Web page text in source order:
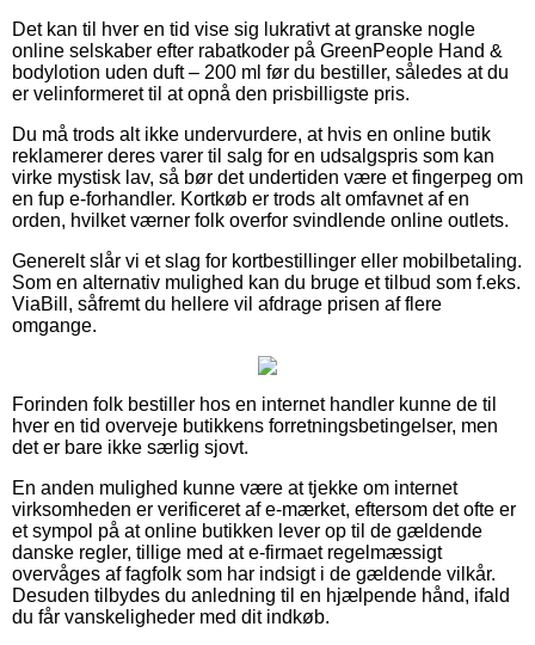
Det kan til hver en tid vise sig lukrativt at granske nogle
online selskaber efter rabatkoder på GreenPeople Hand &
bodylotion uden duft – 200 ml før du bestiller, således at du
er velinformeret til at opnå den prisbilligste pris.
Du må trods alt ikke undervurdere, at hvis en online butik
reklamerer deres varer til salg for en udsalgspris som kan
virke mystisk lav, så bør det undertiden være et fingerpeg om
en fup e-forhandler. Kortkøb er trods alt omfavnet af en
orden, hvilket værner folk overfor svindlende online outlets.
Generelt slår vi et slag for kortbestillinger eller mobilbetaling.
Som en alternativ mulighed kan du bruge et tilbud som f.eks.
ViaBill, såfremt du hellere vil afdrage prisen af flere
omgange.
Forinden folk bestiller hos en internet handler kunne de til
hver en tid overveje butikkens forretningsbetingelser, men
det er bare ikke særlig sjovt.
En anden mulighed kunne være at tjekke om internet
virksomheden er verificeret af e-mærket, eftersom det ofte er
et sympol på at online butikken lever op til de gældende
danske regler, tillige med at e-firmaet regelmæssigt
overvåges af fagfolk som har indsigt i de gældende vilkår.
Desuden tilbydes du anledning til en hjælpende hånd, ifald
du får vanskeligheder med dit indkøb.